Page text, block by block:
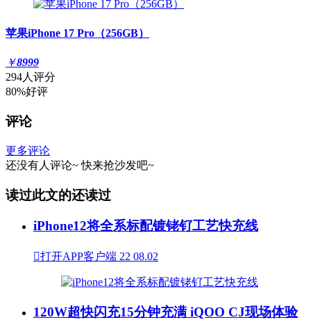
苹果iPhone 17 Pro（256GB）
￥8999
294人评分
80%好评
评论
更多评论
还没有人评论~ 快来抢沙发吧~
读过此文的还读过
iPhone12将全系标配镀铑钌工艺快充线
打开APP客户端 22 08.02
120W超快闪充15分钟充满 iQOO CJ现场体验